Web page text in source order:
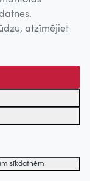
atzīmējiet
sīkdatnēm